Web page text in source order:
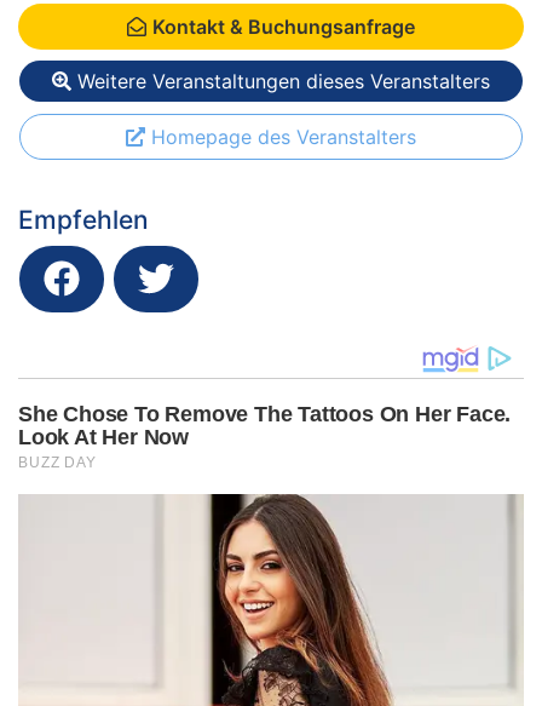
Kontakt & Buchungsanfrage
Weitere Veranstaltungen dieses Veranstalters
Homepage des Veranstalters
Empfehlen